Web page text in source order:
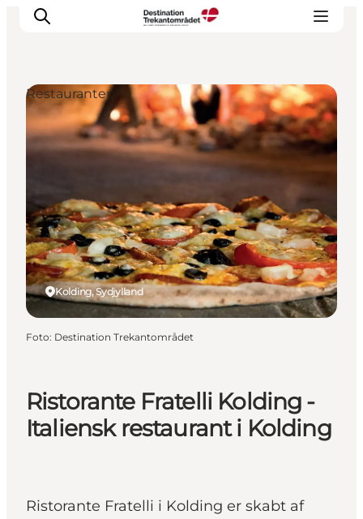
LEGOLAND® Billund Resort
Byer
Overnatning
Planlæg din rejse
Køb
Ristorante Fratelli Kolding -
Italiensk restaurant i Kolding
Ristorante Fratelli i Kolding er skabt af
Kolding, Sydjylland
Restauranter
Foto: Destination Trekantområdet